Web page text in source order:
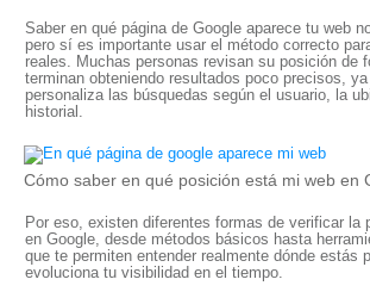
Saber en qué página de Google aparece tu web
pero sí es importante usar el método correcto
reales. Muchas personas revisan su posición de
terminan obteniendo resultados poco precisos,
personaliza las búsquedas según el usuario, la
historial.
Cómo saber en qué posición está mi web en
Por eso, existen diferentes formas de verificar la
en Google, desde métodos básicos hasta
que te permiten entender realmente dónde estás
evoluciona tu visibilidad en el tiempo.